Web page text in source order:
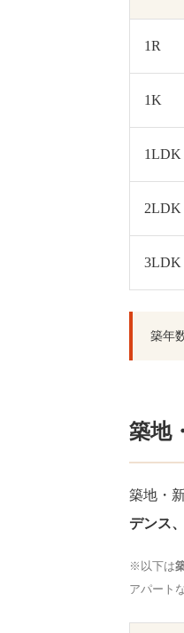
1R
1K
1LDK
2LDK
3LDK
築年
築地
築地・
デンス
※以下は
アパート